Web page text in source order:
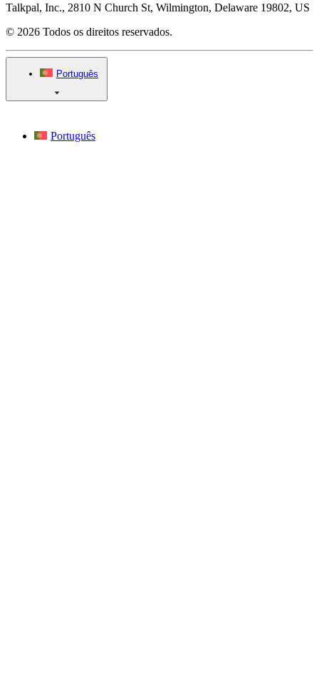
Talkpal, Inc., 2810 N Church St, Wilmington, Delaware 19802, US
© 2026 Todos os direitos reservados.
Português
Português